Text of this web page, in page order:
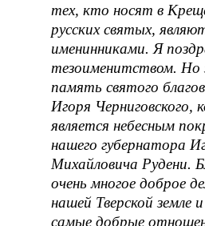
тех, кто носят в
русских святых,
именинниками. Я
тезоименитством. Но
память святого
Игоря Черниговского,
является небесным
нашего губернатора
Михайловича Рудени.
очень многое доброе
нашей Тверской земле
самые добрые